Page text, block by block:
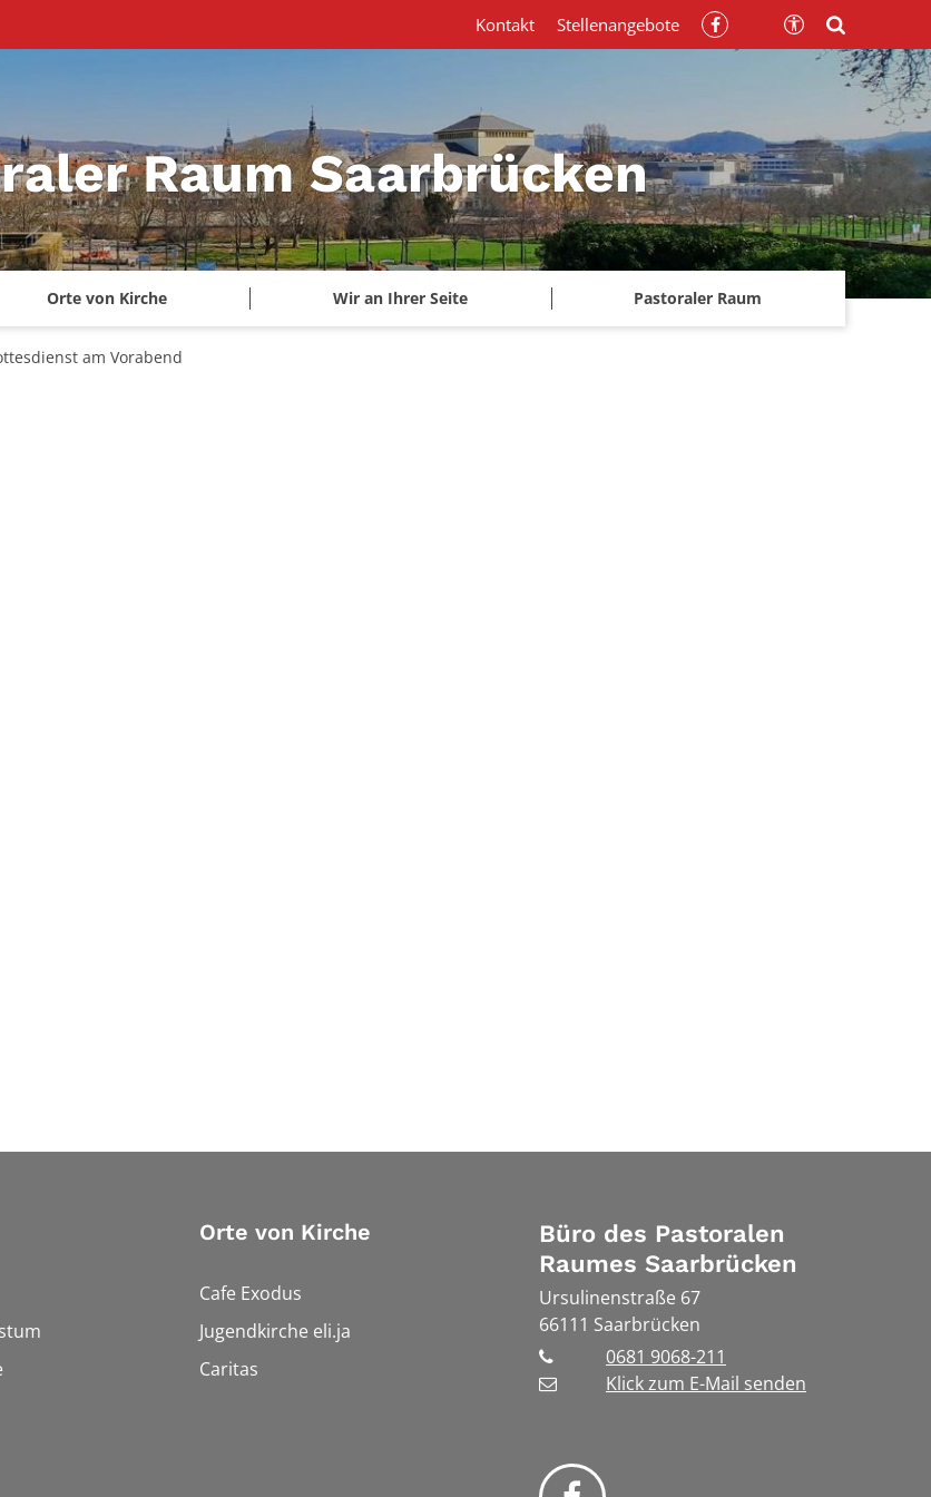
Raum Saarbrücken
Orte von Kirche Wir an Ihrer Seite Pastoraler Raum
Kontakt Stellenangebote
am Vorabend
Orte von Kirche
Cafe Exodus
Jugendkirche eli.ja
Caritas
Büro des Pastoralen
Raumes Saarbrücken
Ursulinenstraße 67
66111 Saarbrücken
0681 9068-211
Klick zum E-Mail senden